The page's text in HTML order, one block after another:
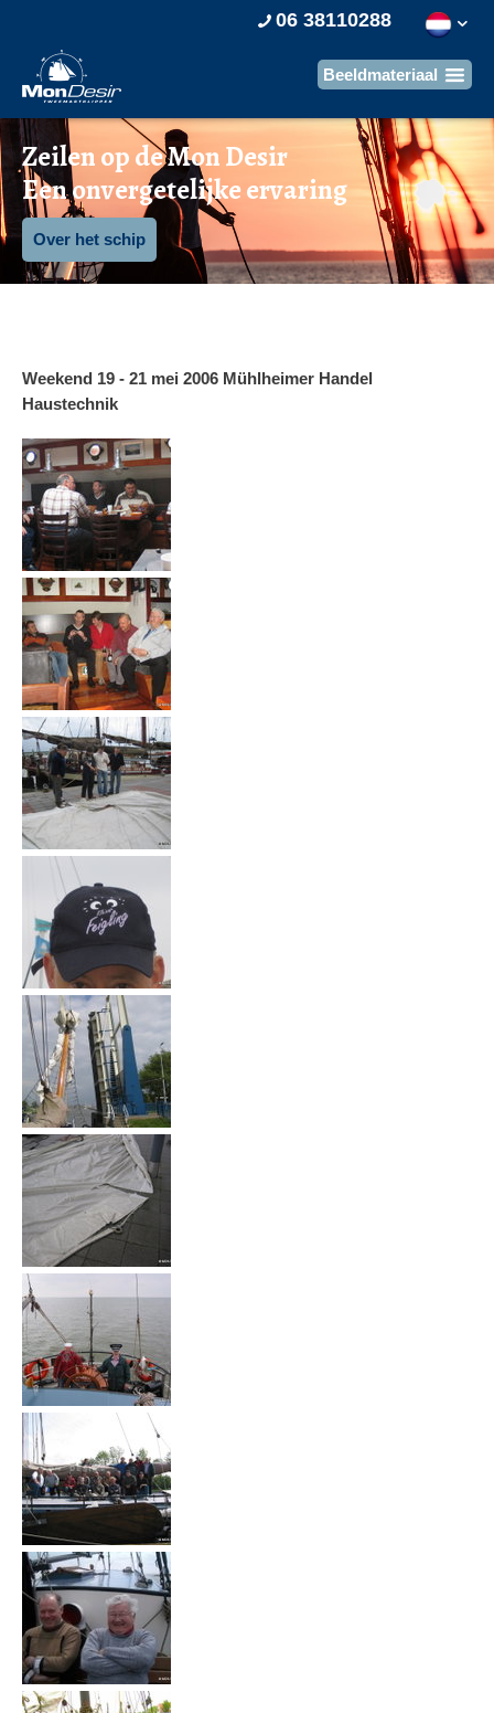
06 38110288
Zeilen op de Mon Desir
Een onvergetelijke ervaring
Over het schip
Weekend 19 - 21 mei 2006 Mühlheimer Handel
Haustechnik